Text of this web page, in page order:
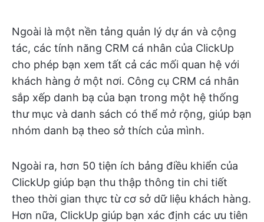
Ngoài là một nền tảng quản lý dự án và cộng
tác, các tính năng CRM cá nhân của ClickUp
cho phép bạn xem tất cả các mối quan hệ với
khách hàng ở một nơi. Công cụ CRM cá nhân
sắp xếp danh bạ của bạn trong một hệ thống
thư mục và danh sách có thể mở rộng, giúp bạn
nhóm danh bạ theo sở thích của mình.
Ngoài ra, hơn 50 tiện ích bảng điều khiển của
ClickUp giúp bạn thu thập thông tin chi tiết
theo thời gian thực từ cơ sở dữ liệu khách hàng.
Hơn nữa, ClickUp giúp bạn xác định các ưu tiên